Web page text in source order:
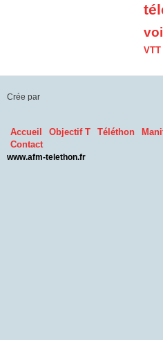
VTT
Crée par
Accueil Objectif T Téléthon
Contact
www.afm-telethon.fr